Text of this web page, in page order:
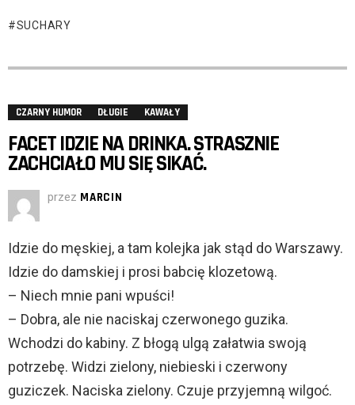
SUCHARY
CZARNY HUMOR DŁUGIE KAWAŁY
FACET IDZIE NA DRINKA. STRASZNIE
ZACHCIAŁO MU SIĘ SIKAĆ.
przez MARCIN
Idzie do męskiej, a tam kolejka jak stąd do Warszawy.
Idzie do damskiej i prosi babcię klozetową.
– Niech mnie pani wpuści!
– Dobra, ale nie naciskaj czerwonego guzika.
Wchodzi do kabiny. Z błogą ulgą załatwia swoją
potrzebę. Widzi zielony, niebieski i czerwony
guziczek. Naciska zielony. Czuje przyjemną wilgoć.